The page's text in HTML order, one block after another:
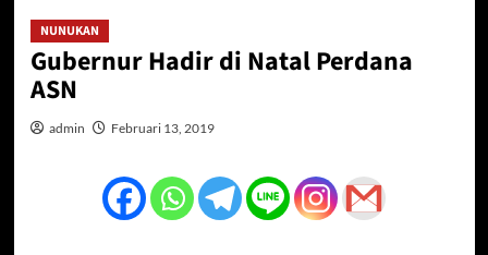
NUNUKAN
Gubernur Hadir di Natal Perdana
ASN
admin Februari 13, 2019